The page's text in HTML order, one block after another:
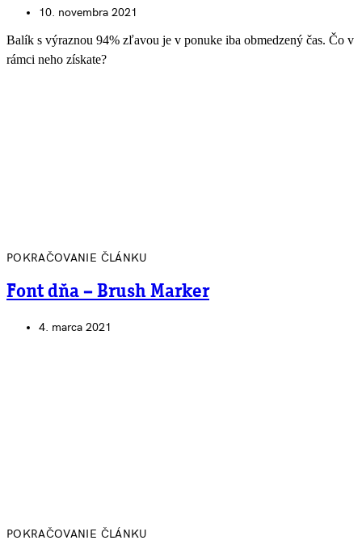
10. novembra 2021
Balík s výraznou 94% zľavou je v ponuke iba obmedzený čas. Čo v
rámci neho získate?
POKRAČOVANIE ČLÁNKU
Font dňa – Brush Marker
4. marca 2021
POKRAČOVANIE ČLÁNKU